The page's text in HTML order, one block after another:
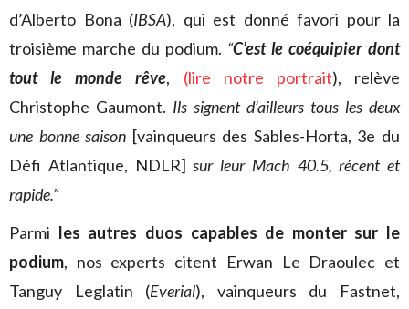
d’Alberto Bona (IBSA), qui est donné favori pour la
troisième marche du podium. “C’est le coéquipier dont
tout le monde rêve, (lire notre portrait), relève
Christophe Gaumont. Ils signent d’ailleurs tous les deux
une bonne saison [vainqueurs des Sables-Horta, 3e du
Défi Atlantique, NDLR]sur leur Mach 40.5, récent et
rapide.”
Parmi les autres duos capables de monter sur le
podium, nos experts citent Erwan Le Draoulec et
Tanguy Leglatin (Everial), vainqueurs du Fastnet,